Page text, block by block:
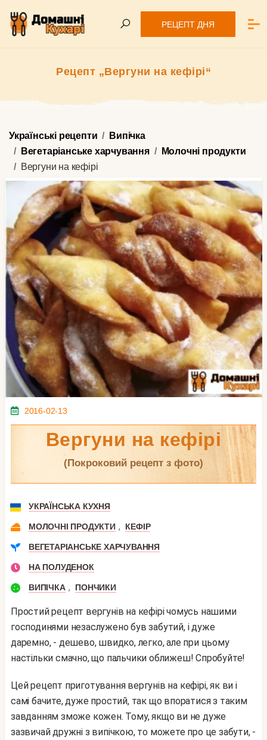
РЕЦЕПТ ДНЯ
Рецепт „Вергуни на кефірі“
Українські рецепти
Випічка
Вегетаріанське харчування
Молочні продукти
Вергуни на кефірі
2016-02-13
Вергуни на кефірі
(покроковий рецепт з фото)
УКРАЇНСЬКА КУХНЯ
МОЛОЧНІ ПРОДУКТИ , КЕФІР
ВЕГЕТАРІАНСЬКЕ ХАРЧУВАННЯ
НА ПОЛУДЕНОК
ВИПІЧКА , ПОНЧИКИ
Простий рецепт вергунів на кефірі чомусь нашими
господинями незаслужено був забутий, і дуже
даремно, - дешево, швидко, легко, але при цьому
настільки смачно, що пальчики оближеш! Спробуйте!
Цей рецепт приготування вергунів на кефірі, як ви і
самі бачите, дуже простий, так що впоратися з таким
завданням зможе кожен. Тому, якщо ви не дуже
зазвичай дружні з випічкою, то можете про це забути, -